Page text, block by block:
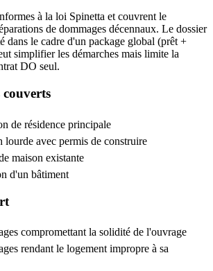
à la loi Spinetta et couvrent le
de dommages décennaux. Le dossier
dans le cadre d'un package global (prêt +
simplifier les démarches mais limite la
DO seul.
couverts
de résidence principale
lourde avec permis de construire
maison existante
d'un bâtiment
compromettant la solidité de l'ouvrage
rendant le logement impropre à sa